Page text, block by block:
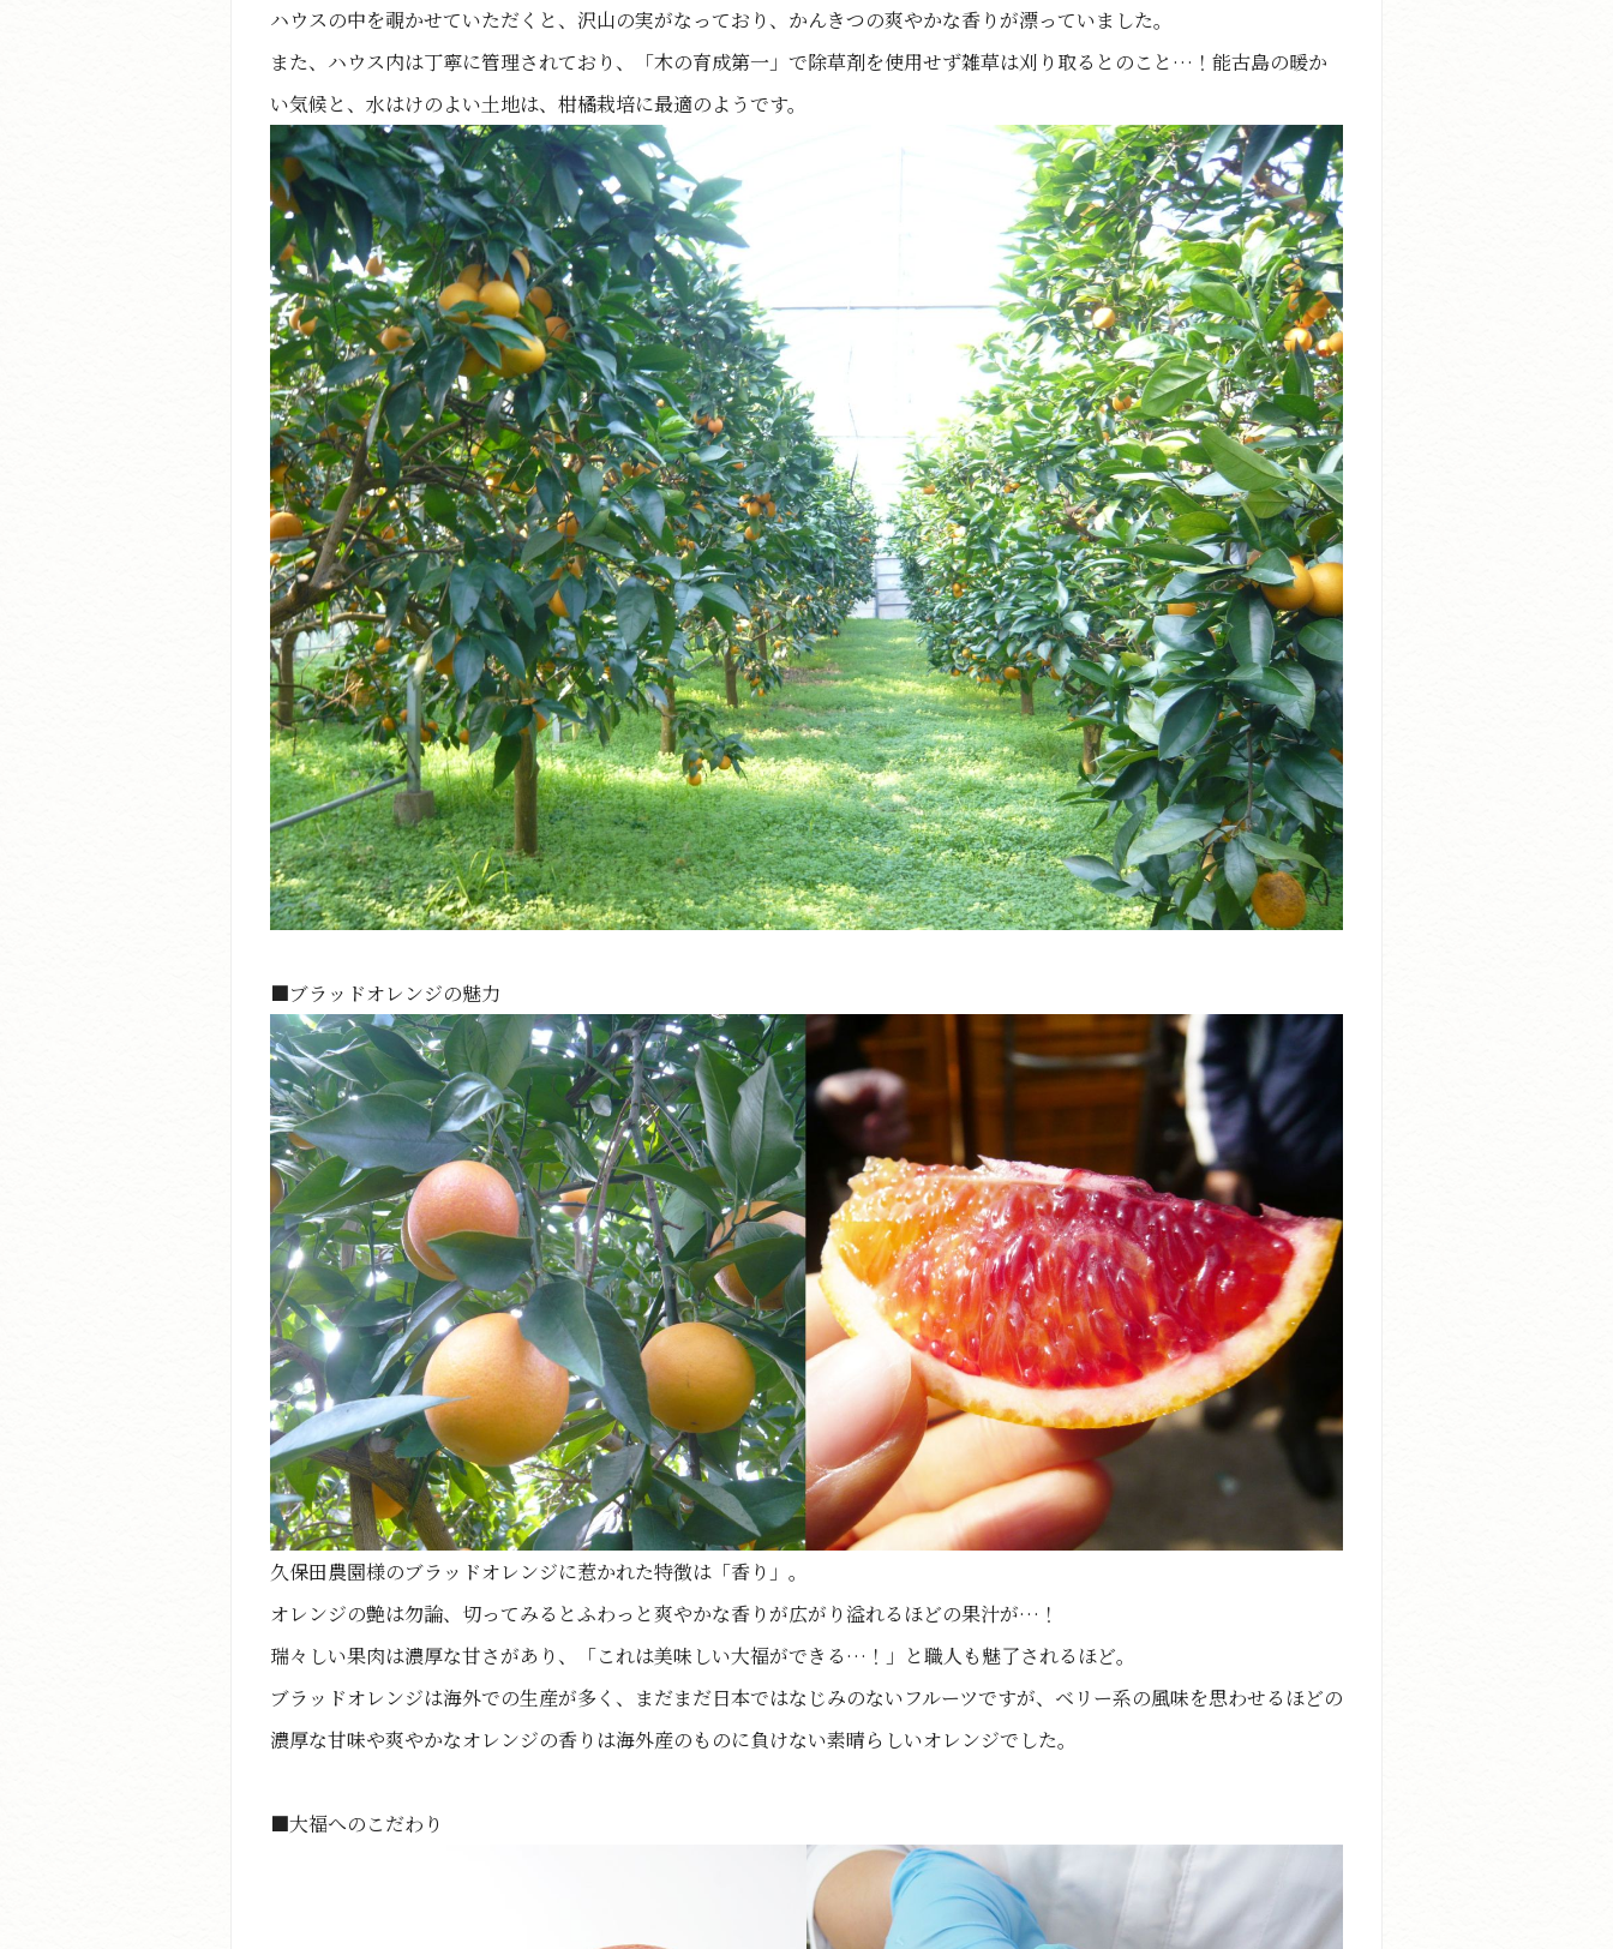
ハウスの中を覗かせていただくと、沢山の実がなっており、かんきつの爽やかな香りが漂っていました。
また、ハウス内は丁寧に管理されており、「木の育成第一」で除草剤を使用せず雑草は刈り取るとのこと…！能古島の暖か
い気候と、水はけのよい土地は、柑橘栽培に最適のようです。
■ブラッドオレンジの魅力
久保田農園様のブラッドオレンジに惹かれた特徴は「香り」。
オレンジの艶は勿論、切ってみるとふわっと爽やかな香りが広がり溢れるほどの果汁が…！
瑞々しい果肉は濃厚な甘さがあり、「これは美味しい大福ができる…！」と職人も魅了されるほど。
ブラッドオレンジは海外での生産が多く、まだまだ日本ではなじみのないフルーツですが、ベリー系の風味を思わせるほどの
濃厚な甘味や爽やかなオレンジの香りは海外産のものに負けない素晴らしいオレンジでした。
■大福へのこだわり